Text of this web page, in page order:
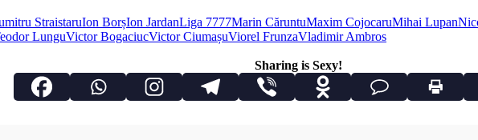
StraistaruIon BorșIon JardanLiga 7777Marin CăruntuMaxim CojocaruMihai Lupan
LunguVictor BogaciucVictor CiumașuViorel FrunzaVladimir Ambros
Sharing is Sexy!